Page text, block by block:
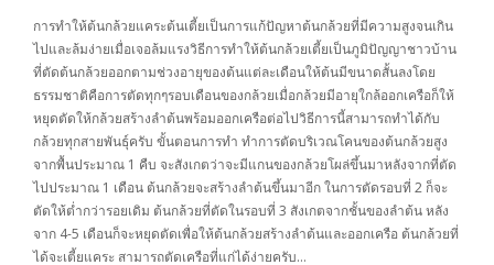
การทำให้ต้นกล้วยแคระต้นเตี้ยเป็นการแก้ปัญหาต้นกล้วยที่มีความสูงจนเกิน
ไปและล้มง่ายเมื่อเจอล้มแรงวิธีการทำให้ต้นกล้วยเตี้ยเป็นภูมิปัญญาชาวบ้าน
ที่ตัดต้นกล้วยออกตามช่วงอายุของต้นแต่ละเดือนให้ต้นมีขนาดสั้นลงโดย
ธรรมชาติคือการตัดทุกๆรอบเดือนของกล้วยเมื่อกล้วยมีอายุใกล้ออกเครือก็ให้
หยุดตัดให้กล้วยสร้างลำต้นพร้อมออกเครือต่อไปวิธีการนี้สามารถทำได้กับ
กล้วยทุกสายพันธุ์ครับ ขั้นตอนการทำ ทำการตัดบริเวณโคนของต้นกล้วยสูง
จากพื้นประมาณ 1 คืบ จะสังเกตว่าจะมีแกนของกล้วยโผล่ขึ้นมาหลังจากที่ตัด
ไปประมาณ 1 เดือน ต้นกล้วยจะสร้างลำต้นขึ้นมาอีก ในการตัดรอบที่ 2 ก็จะ
ตัดให้ต่ำกว่ารอยเดิม ต้นกล้วยที่ตัดในรอบที่ 3 สังเกตจากชั้นของลำต้น หลัง
จาก 4-5 เดือนก็จะหยุดตัดเพื่อให้ต้นกล้วยสร้างลำต้นและออกเครือ ต้นกล้วยที่
ได้จะเตี้ยแคระ สามารถตัดเครือที่แก่ได้ง่ายครับ…